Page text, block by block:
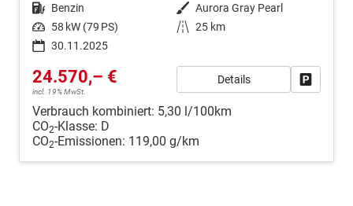
Kraftstoff Benzin Außenfarbe Aurora Gray Pearl
Leistung 58 kW (79 PS) Kilometerstand 25 km
30.11.2025
24.570,– €
incl. 19% MwSt.
Details
Verbrauch kombiniert: 5,30 l/100km
CO2-Klasse: D
CO2-Emissionen: 119,00 g/km